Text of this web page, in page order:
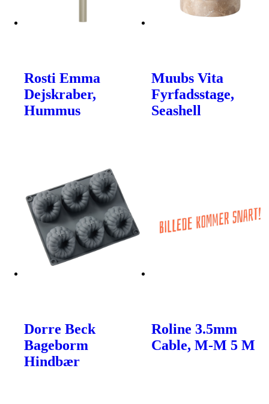
Rosti Emma
Dejskraber,
Hummus
Muubs Vita
Fyrfadsstage,
Seashell
Dorre Beck
Bageborm
Hindbær
Roline 3.5mm
Cable, M-M 5 M